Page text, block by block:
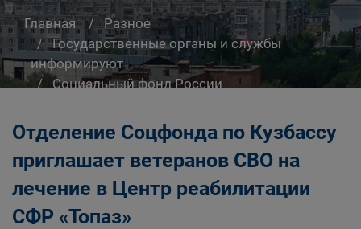
Главная
Разное
Государственные органы и службы
информируют
Социальный фонд России
Отделение Соцфонда по Кузбассу
приглашает ветеранов СВО на
лечение в Центр реабилитации
СФР «Топаз»